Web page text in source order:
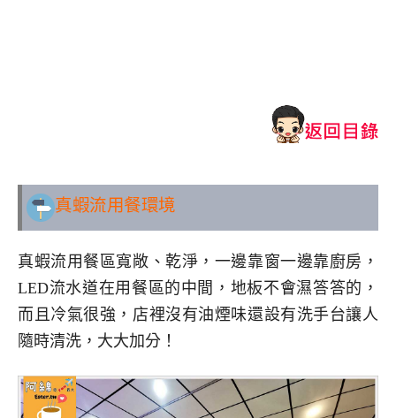
真蝦流用餐環境
真蝦流用餐區寬敞、乾淨，一邊靠窗一邊靠廚房，
LED流水道在用餐區的中間，地板不會濕答答的，
而且冷氣很強，店裡沒有油煙味還設有洗手台讓人
隨時清洗，大大加分！